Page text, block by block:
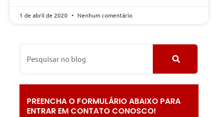
1 de abril de 2020 Nenhum comentário
PREENCHA O FORMULÁRIO ABAIXO PARA
ENTRAR EM CONTATO CONOSCO!